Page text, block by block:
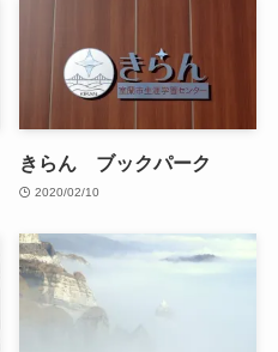
きらん ブックパーク
2020/02/10